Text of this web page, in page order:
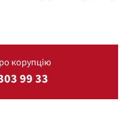
корупцію
99 33